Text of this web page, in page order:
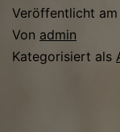
Veröffentlicht am
Von admin
Kategorisiert als